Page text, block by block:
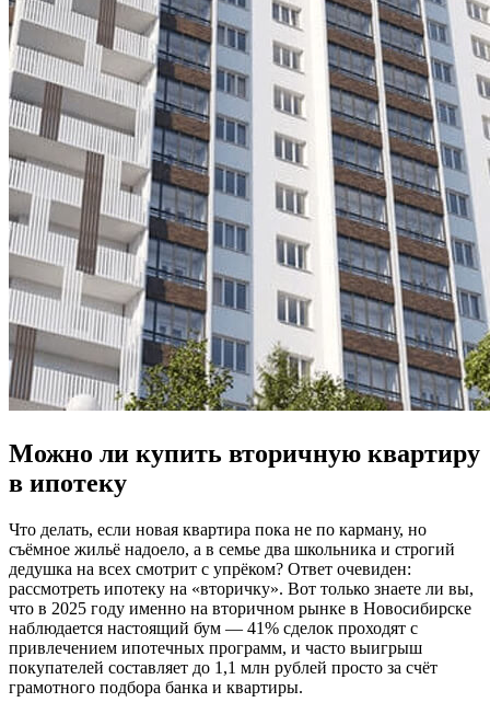
Можно ли купить вторичную квартиру
в ипотеку
Что делать, если новая квартира пока не по карману, но
съёмное жильё надоело, а в семье два школьника и строгий
дедушка на всех смотрит с упрёком? Ответ очевиден:
рассмотреть ипотеку на «вторичку». Вот только знаете ли вы,
что в 2025 году именно на вторичном рынке в Новосибирске
наблюдается настоящий бум — 41% сделок проходят с
привлечением ипотечных программ, и часто выигрыш
покупателей составляет до 1,1 млн рублей просто за счёт
грамотного подбора банка и квартиры.